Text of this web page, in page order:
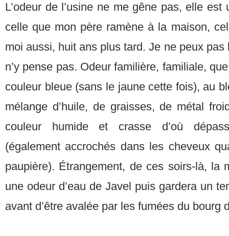
L’odeur de l’usine ne me gêne pas, elle
celle que mon père ramène à la maison,
moi aussi, huit ans plus tard. Je ne peux pas
n’y pense pas. Odeur familière, familiale,
couleur bleue (sans le jaune cette fois), au
mélange d’huile, de graisses, de métal
couleur humide et crasse d’où
(également accrochés dans les cheveux
paupière). Étrangement, de ces soirs-là, la
une odeur d’eau de Javel puis gardera un
avant d’être avalée par les fumées du bourg